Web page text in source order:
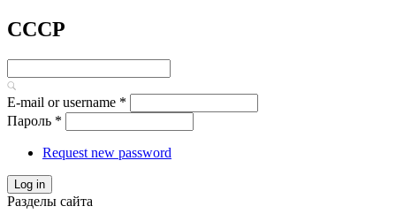
СССР
E-mail or username *
Пароль *
Request new password
Log in
Разделы сайта